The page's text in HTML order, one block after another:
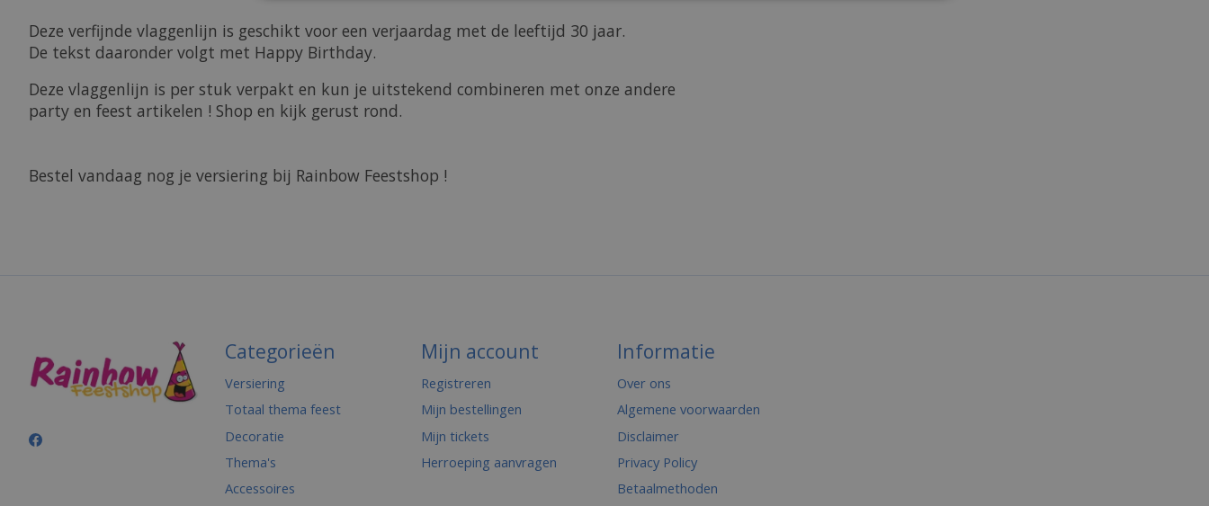
Deze verfijnde vlaggenlijn is geschikt voor een verjaardag met de leeftijd 30 jaar.
De tekst daaronder volgt met Happy Birthday.
Deze vlaggenlijn is per stuk verpakt en kun je uitstekend combineren met onze andere
party en feest artikelen ! Shop en kijk gerust rond.
Bestel vandaag nog je versiering bij Rainbow Feestshop !
Categorieën
Versiering
Totaal thema feest
Decoratie
Thema's
Accessoires
Mijn account
Registreren
Mijn bestellingen
Mijn tickets
Herroeping aanvragen
Informatie
Over ons
Algemene voorwaarden
Disclaimer
Privacy Policy
Betaalmethoden